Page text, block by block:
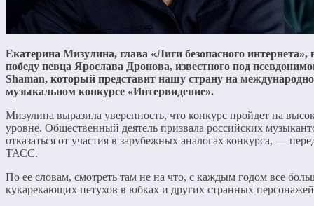
Екатерина Мизулина, глава «Лиги безопасного интернета»,
победу певца Ярослава Дронова, известного под
Shaman, который представит нашу страну на
музыкальном конкурсе «Интервидение».
Мизулина выразила уверенность, что конкурс пройдет на
уровне. Общественный деятель призвала российских
отказаться от участия в зарубежных аналогах конкурса, —
ТАСС.
По ее словам, смотреть там не на что, с каждым годом все
кукарекающих петухов в юбках и других странных